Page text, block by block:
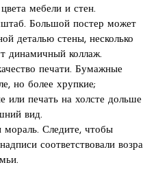
мебели и стен.
Большой постер может
деталью стены, несколько
динамичный коллаж.
печати. Бумажные
но более хрупкие;
или печать на холсте дольше
вид.
Следите, чтобы
соответствовали